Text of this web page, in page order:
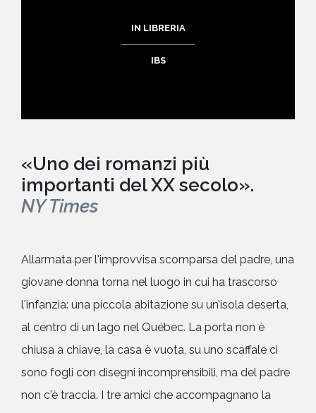
IN LIBRERIA
IBS
«Uno dei romanzi più
importanti del XX secolo».
NY Times
Allarmata per l'improvvisa scomparsa del padre, una
giovane donna torna nel luogo in cui ha trascorso
l'infanzia: una piccola abitazione su un’isola deserta,
al centro di un lago nel Québec. La porta non è
chiusa a chiave, la casa è vuota, su uno scaffale ci
sono fogli con disegni incomprensibili, ma del padre
non c'è traccia. I tre amici che accompagnano la